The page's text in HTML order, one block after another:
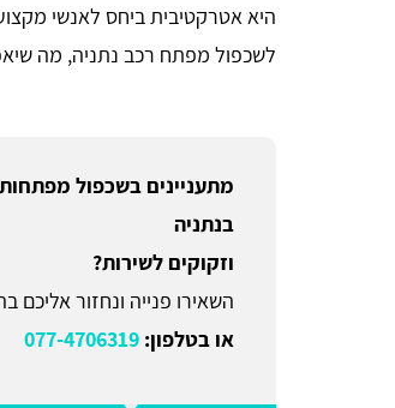
היא אטרקטיבית ביחס לאנשי
לשכפול מפתח רכב נתניה, מה
מתעניינים בשכפול
בנתניה
וזקוקים לשירות?
השאירו פנייה ונחזור אליכם
או בטלפון:077-4706319